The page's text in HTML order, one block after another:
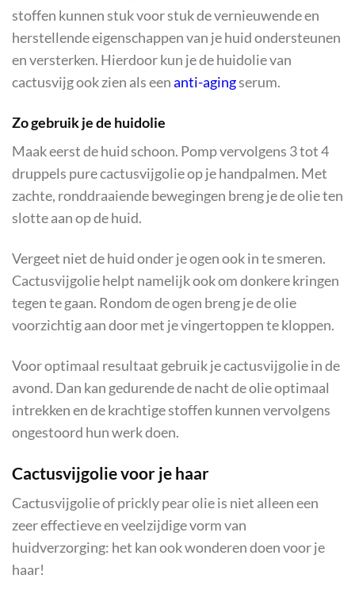
stoffen kunnen stuk voor stuk de vernieuwende en
herstellende eigenschappen van je huid ondersteunen
en versterken. Hierdoor kun je de huidolie van
cactusvijg ook zien als eenanti-agingserum.
Zo gebruik je de huidolie
Maak eerst de huid schoon. Pomp vervolgens 3 tot 4
druppels pure cactusvijgolie op je handpalmen. Met
zachte, ronddraaiende bewegingen breng je de olie ten
slotte aan op de huid.
Vergeet niet de huid onder je ogen ook in te smeren.
Cactusvijgolie helpt namelijk ook om donkere kringen
tegen te gaan. Rondom de ogen breng je de olie
voorzichtig aan door met je vingertoppen te kloppen.
Voor optimaal resultaat gebruik je cactusvijgolie in de
avond. Dan kan gedurende de nacht de olie optimaal
intrekken en de krachtige stoffen kunnen vervolgens
ongestoord hun werk doen.
Cactusvijgolie voor je haar
Cactusvijgolie of prickly pear olie is niet alleen een
zeer effectieve en veelzijdige vorm van
huidverzorging: het kan ook wonderen doen voor je
haar!